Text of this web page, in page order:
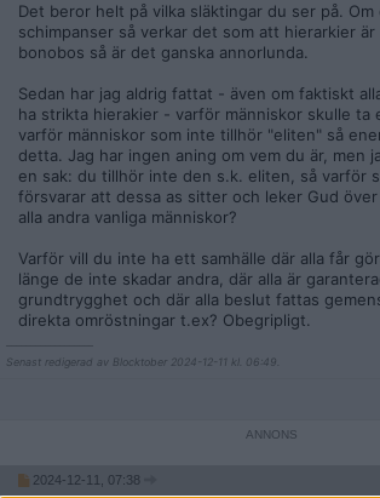
Det beror helt på vilka släktingar du ser på. Om
schimpanser så verkar det som att hierarkier är
bonobos så är det ganska annorlunda.
Sedan har jag aldrig fattat - även om faktiskt
ha strikta hierakier - varför människor skulle ta
varför människor som inte tillhör "eliten" så
detta. Jag har ingen aning om vem du är, men
en sak: du tillhör inte den s.k. eliten, så varför
försvarar att dessa as sitter och leker Gud
alla andra vanliga människor?
Varför vill du inte ha ett samhälle där alla får
länge de inte skadar andra, där alla är
grundtrygghet och där alla beslut fattas
direkta omröstningar t.ex? Obegripligt.
Senast redigerad av Blocktober 2024-12-11 kl. 06:49.
2024-12-11, 07:38